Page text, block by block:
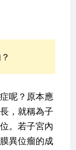
呢？原本應
，就稱為子
。若子宮內
異位瘤的成